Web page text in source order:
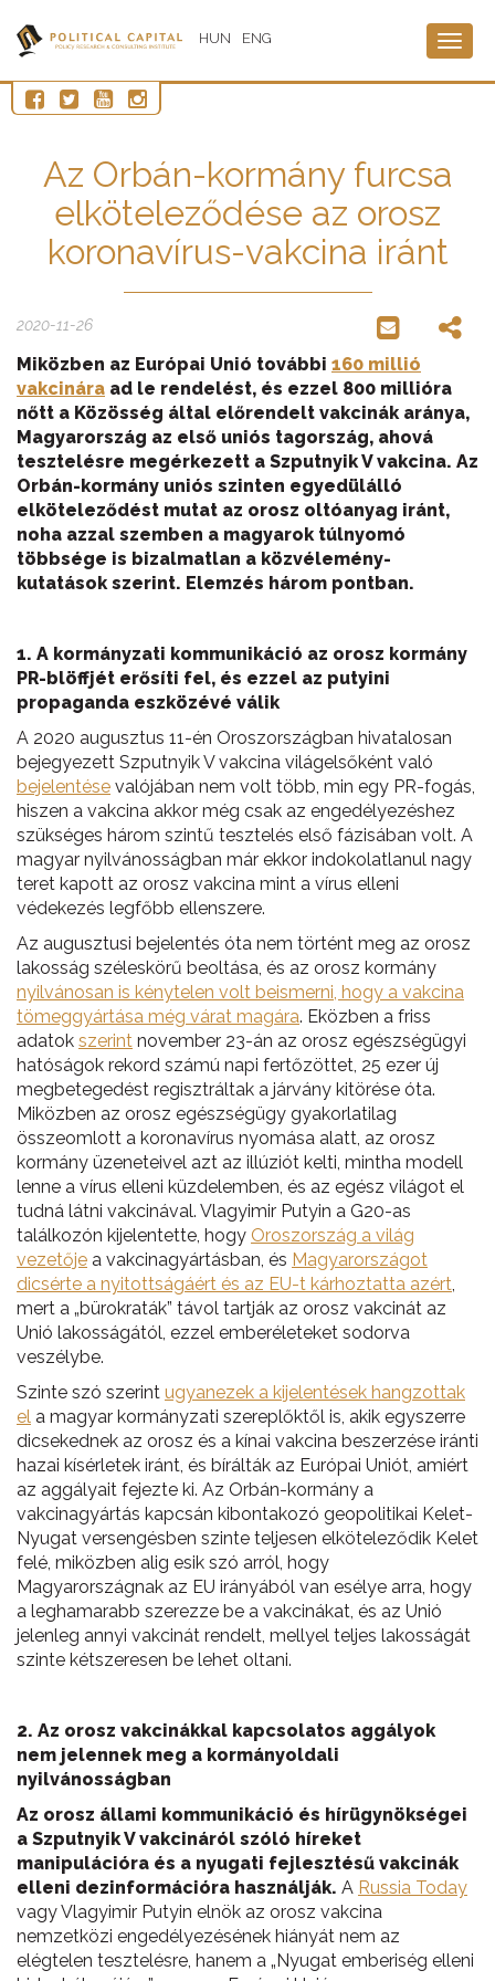
HUN ENG
Az Orbán-kormány furcsa
elköteleződése az orosz
koronavírus-vakcina iránt
2020-11-26
Miközben az Európai Unió további 160 millió
vakcinára ad le rendelést, és ezzel 800 millióra
nőtt a Közösség által előrendelt vakcinák aránya,
Magyarország az első uniós tagország, ahová
tesztelésre megérkezett a Szputnyik V vakcina. Az
Orbán-kormány uniós szinten egyedülálló
elköteleződést mutat az orosz oltóanyag iránt,
noha azzal szemben a magyarok túlnyomó
többsége is bizalmatlan a közvélemény-
kutatások szerint. Elemzés három pontban.
1. A kormányzati kommunikáció az orosz kormány
PR-blöffjét erősíti fel, és ezzel az putyini
propaganda eszközévé válik
A 2020 augusztus 11-én Oroszországban hivatalosan
bejegyezett Szputnyik V vakcina világelsőként való
bejelentése valójában nem volt több, min egy PR-fogás,
hiszen a vakcina akkor még csak az engedélyezéshez
szükséges három szintű tesztelés első fázisában volt. A
magyar nyilvánosságban már ekkor indokolatlanul nagy
teret kapott az orosz vakcina mint a vírus elleni
védekezés legfőbb ellenszere.
Az augusztusi bejelentés óta nem történt meg az orosz
lakosság széleskörű beoltása, és az orosz kormány
nyilvánosan is kénytelen volt beismerni, hogy a vakcina
tömeggyártása még várat magára. Eközben a friss
adatok szerint november 23-án az orosz egészségügyi
hatóságok rekord számú napi fertőzöttet, 25 ezer új
megbetegedést regisztráltak a járvány kitörése óta.
Miközben az orosz egészségügy gyakorlatilag
összeomlott a koronavírus nyomása alatt, az orosz
kormány üzeneteivel azt az illúziót kelti, mintha modell
lenne a vírus elleni küzdelemben, és az egész világot el
tudná látni vakcinával. Vlagyimir Putyin a G20-as
találkozón kijelentette, hogy Oroszország a világ
vezetője a vakcinagyártásban, és Magyarországot
dicsérte a nyitottságáért és az EU-t kárhoztatta azért,
mert a „bürokraták” távol tartják az orosz vakcinát az
Unió lakosságától, ezzel emberéleteket sodorva
veszélybe.
Szinte szó szerint ugyanezek a kijelentések hangzottak
el a magyar kormányzati szereplőktől is, akik egyszerre
dicsekednek az orosz és a kínai vakcina beszerzése iránti
hazai kísérletek iránt, és bírálták az Európai Uniót, amiért
az aggályait fejezte ki. Az Orbán-kormány a
vakcinagyártás kapcsán kibontakozó geopolitikai Kelet-
Nyugat versengésben szinte teljesen elköteleződik Kelet
felé, miközben alig esik szó arról, hogy
Magyarországnak az EU irányából van esélye arra, hogy
a leghamarabb szerezze be a vakcinákat, és az Unió
jelenleg annyi vakcinát rendelt, mellyel teljes lakosságát
szinte kétszeresen be lehet oltani.
2. Az orosz vakcinákkal kapcsolatos aggályok
nem jelennek meg a kormányoldali
nyilvánosságban
Az orosz állami kommunikáció és hírügynökségei
a Szputnyik V vakcináról szóló híreket
manipulációra és a nyugati fejlesztésű vakcinák
elleni dezinformációra használják. A Russia Today
vagy Vlagyimir Putyin elnök az orosz vakcina
nemzetközi engedélyezésének hiányát nem az
elégtelen tesztelésre, hanem a „Nyugat emberiség elleni